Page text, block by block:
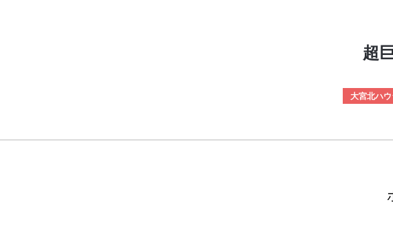
超
大宮北ハ